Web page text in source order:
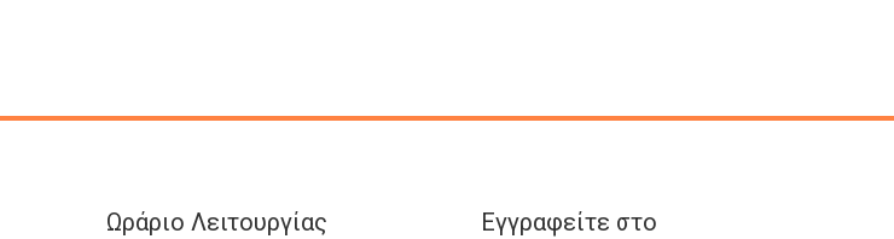
Ωράριο Λειτουργίας
Εγγραφείτε στο